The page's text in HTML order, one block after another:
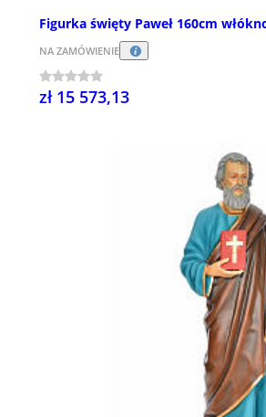
Figurka święty Paweł 160cm
NA ZAMÓWIENIE
zł 15 573,13